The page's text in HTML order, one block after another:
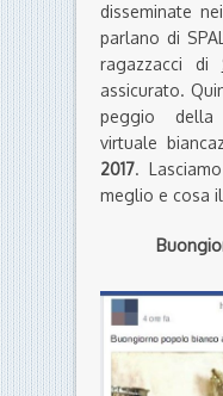
disseminate
parlano di
ragazzacci di
assicurato.
peggio della
virtuale
2017.
meglio e cosa